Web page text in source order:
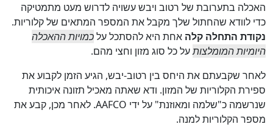
האכלה בתערובת של רטוב ויבש עשויה לדרוש מעט מתמטיקה
כדי לוודא שהחתול שלך מקבל את המספר המתאים של קלוריות.
נקודת התחלה קלה אחת היא להסתכל עלכמויות ההאכלה
היומיות המומלצותעל כל סוג מזון וחצי מהם.
לאחר שקבעתם את היחס בין רטוב-יבש, הגיע הזמן לקבוע את
ספירת הקלוריות של המזון. ודא שאתה מאכיל תזונה איכותית
שנרשמה כ"שלמה ומאוזנת" על ידי AAFCO. לאחר מכן, קבע את
מספר הקלוריות למנה.